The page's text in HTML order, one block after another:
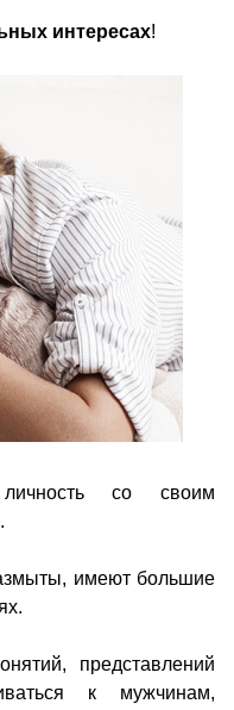
интересах!
со своим
имеют большие
представлений
к мужчинам,